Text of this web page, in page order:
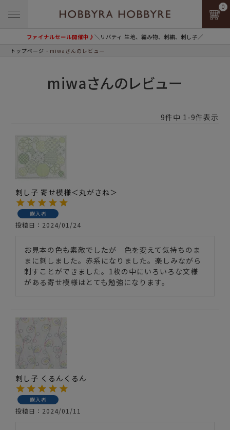
ファイナルセール開催中♪＼リバティ 生地、編み物、刺繍、刺し子／
0
トップページ miwaさんのレビュー
miwaさんのレビュー
9件中 1-9件表示
刺し子 寄せ模様＜丸がさね＞
購入者
投稿日 2024/01/24
お見本の色も素敵でしたが　色を変えて気持ちのま
まに刺しました。赤系になりました。楽しみながら
刺すことができました。1枚の中にいろいろな文様
がある寄せ模様はとても勉強になります。
刺し子 くるんくるん
購入者
投稿日 2024/01/11